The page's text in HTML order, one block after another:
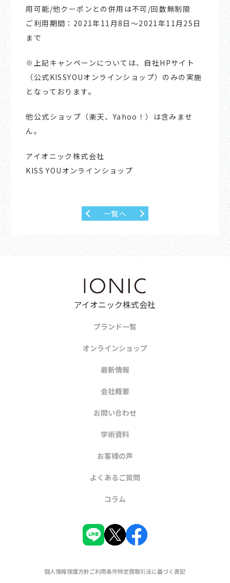
用可能/他クーポンとの併用は不可/回数無制限
ご利用期間：2021年11月8日～2021年11月25日
まで
※上記キャンペーンについては、自社HPサイト
（公式KISSYOUオンラインショップ）のみの実施
となっております。
他公式ショップ（楽天、Yahoo！）は含みませ
ん。
アイオニック株式会社
KISS YOUオンラインショップ
一覧へ
ブランド一覧
オンラインショップ
最新情報
会社概要
お問い合わせ
学術資料
お客様の声
よくあるご質問
コラム
アイオニック株式会社
個人情報保護方針ご利用条件特定商取引法に基づく表記